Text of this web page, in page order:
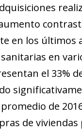
en los últimos
en
el 33%
de
de